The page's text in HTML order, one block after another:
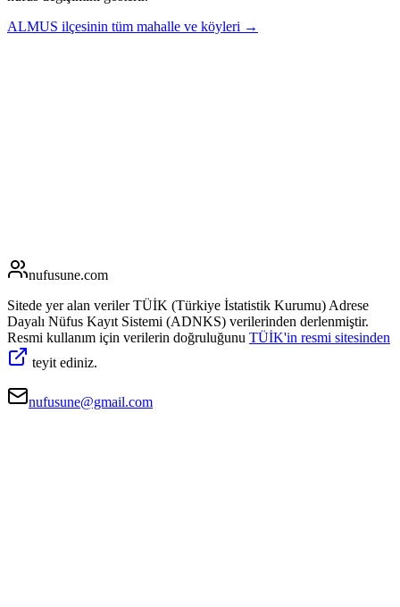
ALMUS ilçesinin tüm mahalle ve köyleri →
nufusune.com
Sitede yer alan veriler TÜİK (Türkiye İstatistik Kurumu) Adrese
Dayalı Nüfus Kayıt Sistemi (ADNKS) verilerinden derlenmiştir.
Resmi kullanım için verilerin doğruluğunu TÜİK'in resmi sitesinden
teyit ediniz.
nufusune@gmail.com